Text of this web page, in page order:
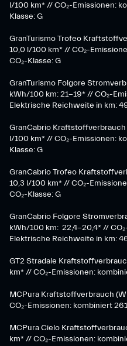
l/100 km* // CO₂-Emissionen:
Klasse: G
GranTurismo Trofeo
10,0 l/100 km* // CO₂-
CO₂-Klasse: G
GranTurismo Folgore
kWh/100 km: 21-19* // CO₂-
Elektrische Reichweite in km:
GranCabrio
l/100 km* // CO₂-Emissionen:
Klasse: G
GranCabrio Trofeo
10,3 l/100 km* // CO₂-
CO₂-Klasse: G
GranCabrio Folgore
kWh/100 km: 22,4-20,4* //
Elektrische Reichweite in km:
GT2 Stradale
km* // CO₂-Emissionen:
MCPura Kraftstoffverbrauch
CO₂-Emissionen: kombiniert
MCPura Cielo
km* // CO₂-Emissionen: